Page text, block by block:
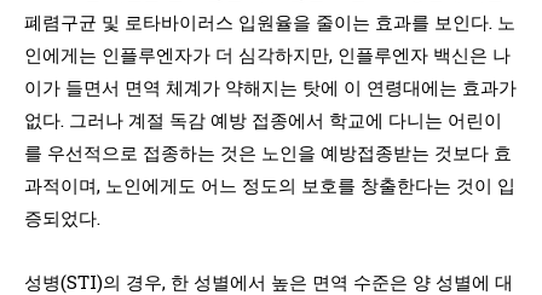
폐렴구균 및 로타바이러스 입원율을 줄이는 효과를 보인다. 노
인에게는 인플루엔자가 더 심각하지만, 인플루엔자 백신은 나
이가 들면서 면역 체계가 약해지는 탓에 이 연령대에는 효과가
없다. 그러나 계절 독감 예방 접종에서 학교에 다니는 어린이
를 우선적으로 접종하는 것은 노인을 예방접종받는 것보다 효
과적이며, 노인에게도 어느 정도의 보호를 창출한다는 것이 입
증되었다.
성병(STI)의 경우, 한 성별에서 높은 면역 수준은 양 성별에 대